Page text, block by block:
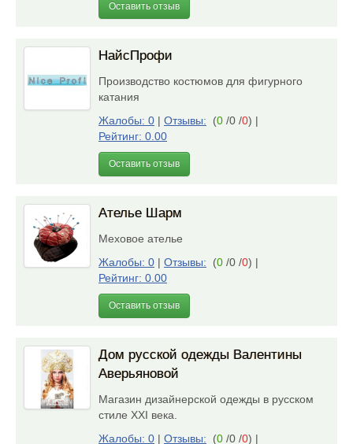
Оставить отзыв
НайсПрофи
Производство костюмов для фигурного
катания
Жалобы: 0 | Отзывы: (0 /0 /0) |
Рейтинг: 0.00
Оставить отзыв
Ателье Шарм
Меховое ателье
Жалобы: 0 | Отзывы: (0 /0 /0) |
Рейтинг: 0.00
Оставить отзыв
Дом русской одежды Валентины
Аверьяновой
Магазин дизайнерской одежды в русском
стиле ХХI века.
Жалобы: 0 | Отзывы: (0 /0 /0) |